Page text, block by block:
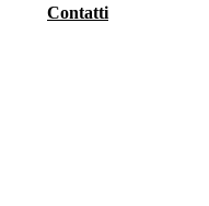
Contatti